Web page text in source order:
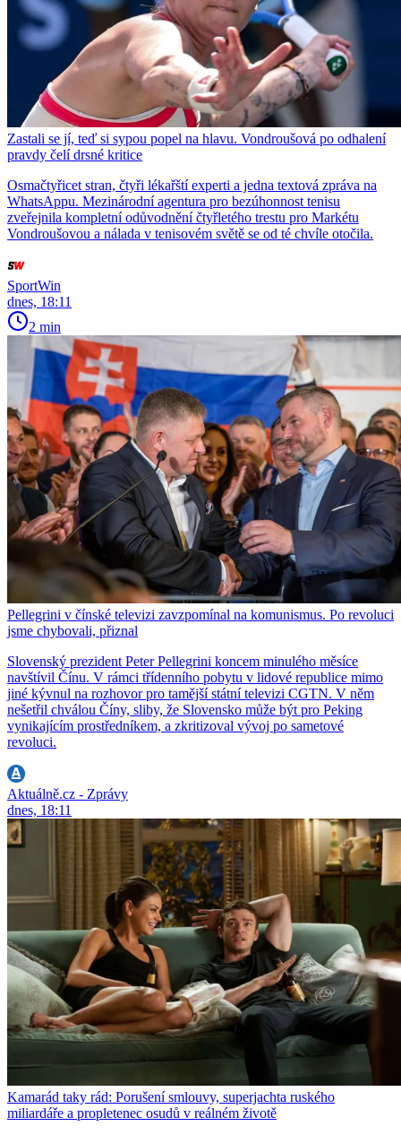
Zastali se jí, teď si sypou popel na hlavu. Vondroušová po odhalení
pravdy čelí drsné kritice
Osmačtyřicet stran, čtyři lékařští experti a jedna textová zpráva na
WhatsAppu. Mezinárodní agentura pro bezúhonnost tenisu
zveřejnila kompletní odůvodnění čtyřletého trestu pro Markétu
Vondroušovou a nálada v tenisovém světě se od té chvíle otočila.
SportWin
dnes, 18:11
2 min
Pellegrini v čínské televizi zavzpomínal na komunismus. Po revoluci
jsme chybovali, přiznal
Slovenský prezident Peter Pellegrini koncem minulého měsíce
navštívil Čínu. V rámci třídenního pobytu v lidové republice mimo
jiné kývnul na rozhovor pro tamější státní televizi CGTN. V něm
nešetřil chválou Číny, sliby, že Slovensko může být pro Peking
vynikajícím prostředníkem, a zkritizoval vývoj po sametové
revoluci.
Aktuálně.cz - Zprávy
dnes, 18:11
Kamarád taky rád: Porušení smlouvy, superjachta ruského
miliardáře a propletenec osudů v reálném životě